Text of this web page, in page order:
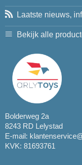
Laatste nieuws,
Bekijk alle
Bolderweg 2a
8243 RD Lelystad
E-mail:
KVK: 81693761